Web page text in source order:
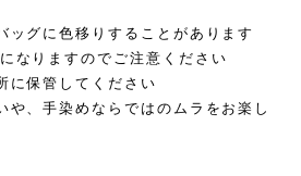
ッグに色移りすることがあります
なりますのでご注意ください
に保管してください
や、手染めならではのムラをお楽し